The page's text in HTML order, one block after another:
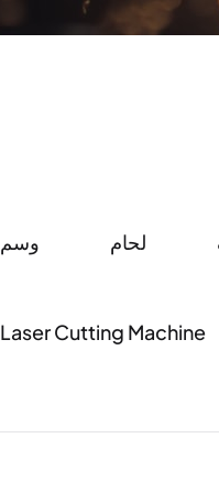
وسم لحام
Laser Cutting Machine